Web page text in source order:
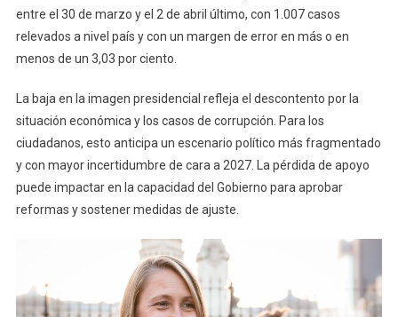
entre el 30 de marzo y el 2 de abril último, con 1.007 casos
relevados a nivel país y con un margen de error en más o en
menos de un 3,03 por ciento.
La baja en la imagen presidencial refleja el descontento por la
situación económica y los casos de corrupción. Para los
ciudadanos, esto anticipa un escenario político más fragmentado
y con mayor incertidumbre de cara a 2027. La pérdida de apoyo
puede impactar en la capacidad del Gobierno para aprobar
reformas y sostener medidas de ajuste.